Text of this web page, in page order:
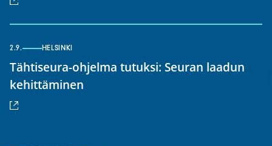
2.9. HELSINKI
Tähtiseura-ohjelma tutuksi: Seuran laadun
kehittäminen